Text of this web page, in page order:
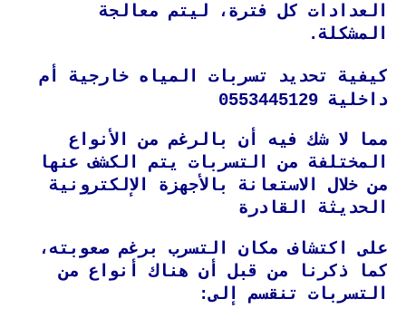
العدادات كل فترة، ليتم معالجة
المشكلة.
كيفية تحديد تسربات المياه خارجية أم
داخلية 0553445129
مما لا شك فيه أن بالرغم من الأنواع
المختلفة من التسربات يتم الكشف عنها
من خلال الاستعانة بالأجهزة الإلكترونية
الحديثة القادرة
على اكتشاف مكان التسرب برغم صعوبته،
كما ذكرنا من قبل أن هناك أنواع من
التسربات تنقسم إلى: